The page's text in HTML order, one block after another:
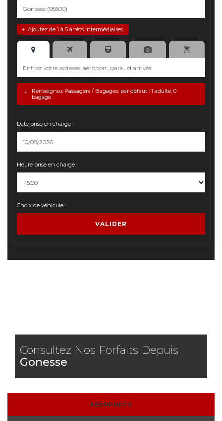
Ajoutez de 1 à 5 arrêts intermédiaires.
+
Renseignez Passagers / Bagages, par défaut : 1 adulte, 0
bagage.
+
Date prise en charge :
Heure prise en charge :
Choix de véhicule :
VALIDER
Consultez Nos Forfaits Depuis
Gonesse
AÉROPORTS